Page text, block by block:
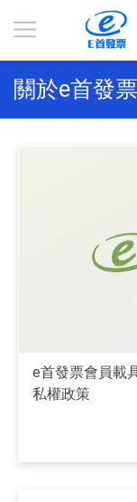
關於e首發票
e首發票會員載
私權政策